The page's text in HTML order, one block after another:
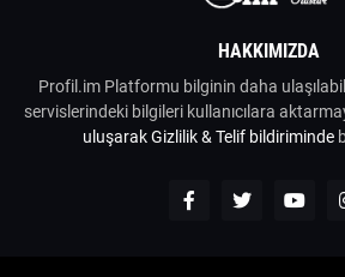
HAKKIMIZDA
Profil.im Platformu bilginin daha
servislerindeki bilgileri kullanıcılara
uluşarakGizlilik & Telif bildiriminde